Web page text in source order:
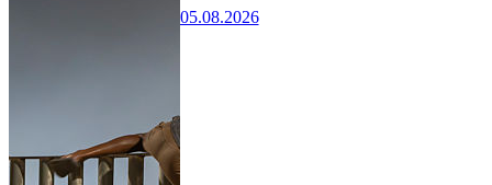
05.08.2026